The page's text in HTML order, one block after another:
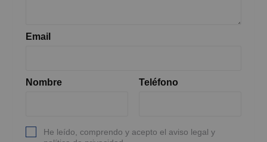
Email
Nombre Teléfono
He leído, comprendo y acepto el aviso legal y